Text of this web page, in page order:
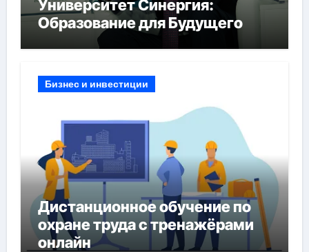
Университет Синергия:
Образование для Будущего
Бизнес и инвестиции
Дистанционное обучение по
охране труда с тренажёрами
онлайн